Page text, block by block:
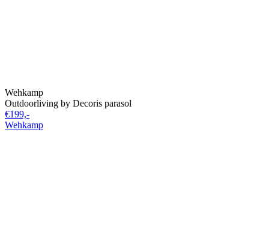
Wehkamp
Outdoorliving by Decoris parasol
€199,-
Wehkamp